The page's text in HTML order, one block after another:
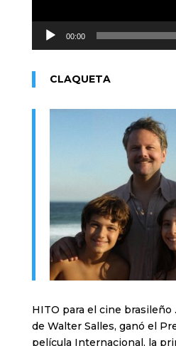
00:00
CLAQUETA
HITO para el cine brasileño
de Walter Salles, ganó el
película Internacional, la